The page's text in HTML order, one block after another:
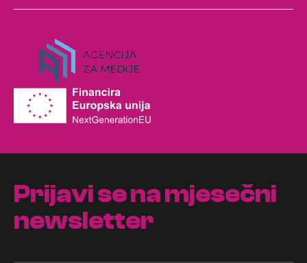
Prijavi se na mjesečni
newsletter